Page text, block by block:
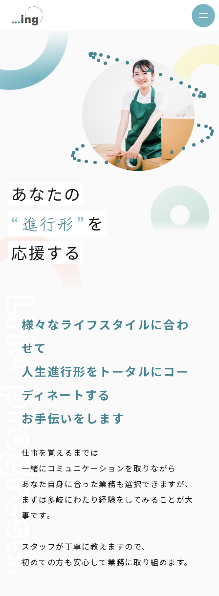
様々なライフスタイルに合わ
せて
人生進行形をトータルにコー
ディネートする
お手伝いをします
仕事を覚えるまでは
一緒にコミュニケーションを取りながら
あなた自身に合った業務も選択できますが、
まずは多岐にわたり経験をしてみることが大
事です。
スタッフが丁寧に教えますので、
初めての方も安心して業務に取り組めます。